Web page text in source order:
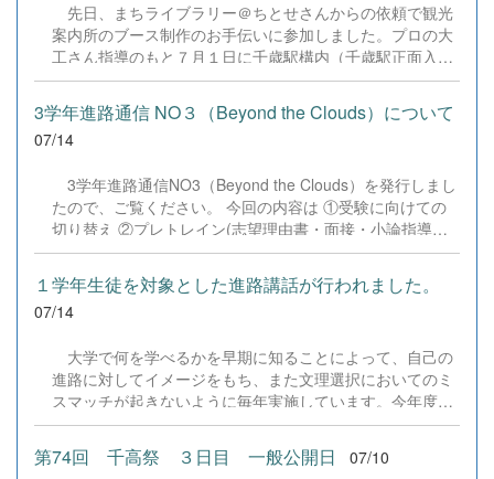
第1部：キャリア教育のプロから学ぶ記念講演講師に株式
会社すみかの代表取締役である月館 海斗 氏をお招きし、
同名のテーマでご講演いただきました。月館氏の「学びと
社会をつなぐ」という熱い想い、そしてご自身の起業やキ
ャリア形成の歩みに触れ、生徒たちは「進路を選べないの
ではなく、まだ（その職業の人に）出会っていないから」
た「人は、人・本・旅からしか学べない」という説明につ
いて真剣に耳を傾けていました。 ■ 第2部：大人と語るワ
ークショップ ＆ 自由対話後半は、千歳青年会議所の皆様
をはじめ、地元の企業経営者や市議会議員など、地域の第
に対して...
先日、まちライブラリー＠ちとせさんからの依頼で観光
案内所のブース制作のお手伝いに参加しました。プロの大
工さん指導のもと７月１日に千歳駅構内（千歳駅正面入口
付近）にグランドオープンする観光案内所ブース前面の本
棚のやすり掛け、ニス塗り等を3年生7名の生徒で行ってき
ました。制作した本棚には生徒それぞれの千歳に対する想
いなどのメッセージが記入されています。 &nbsp;
3学年進路通信 NO３（Beyond the Clouds）について
07/14
3学年進路通信NO3（Beyond the Clouds）を発行しまし
たので、ご覧ください。 今回の内容は ①受験に向けての
切り替え ②プレトレイン(志望理由書・面接・小論指導）
③一般受験をする生徒へ ④モチベーションの上げ方 ⑤今
後の進路予定 等についてです。 R08_3学年進路通信
No03.pdf
１学年生徒を対象とした進路講話が行われました。
07/14
大学で何を学べるかを早期に知ることによって、自己の
進路に対してイメージをもち、また文理選択においてのミ
スマッチが起きないように毎年実施しています。今年度、
弘前大学から白石壮一郎様と公立千歳科学技術大学から坂
井賢一様を講師としてお招きし、有意義なお話しをしてい
ただきました。 &nbsp; &nbsp; &nbsp;
第74回 千高祭 ３日目 一般公開日 07/10